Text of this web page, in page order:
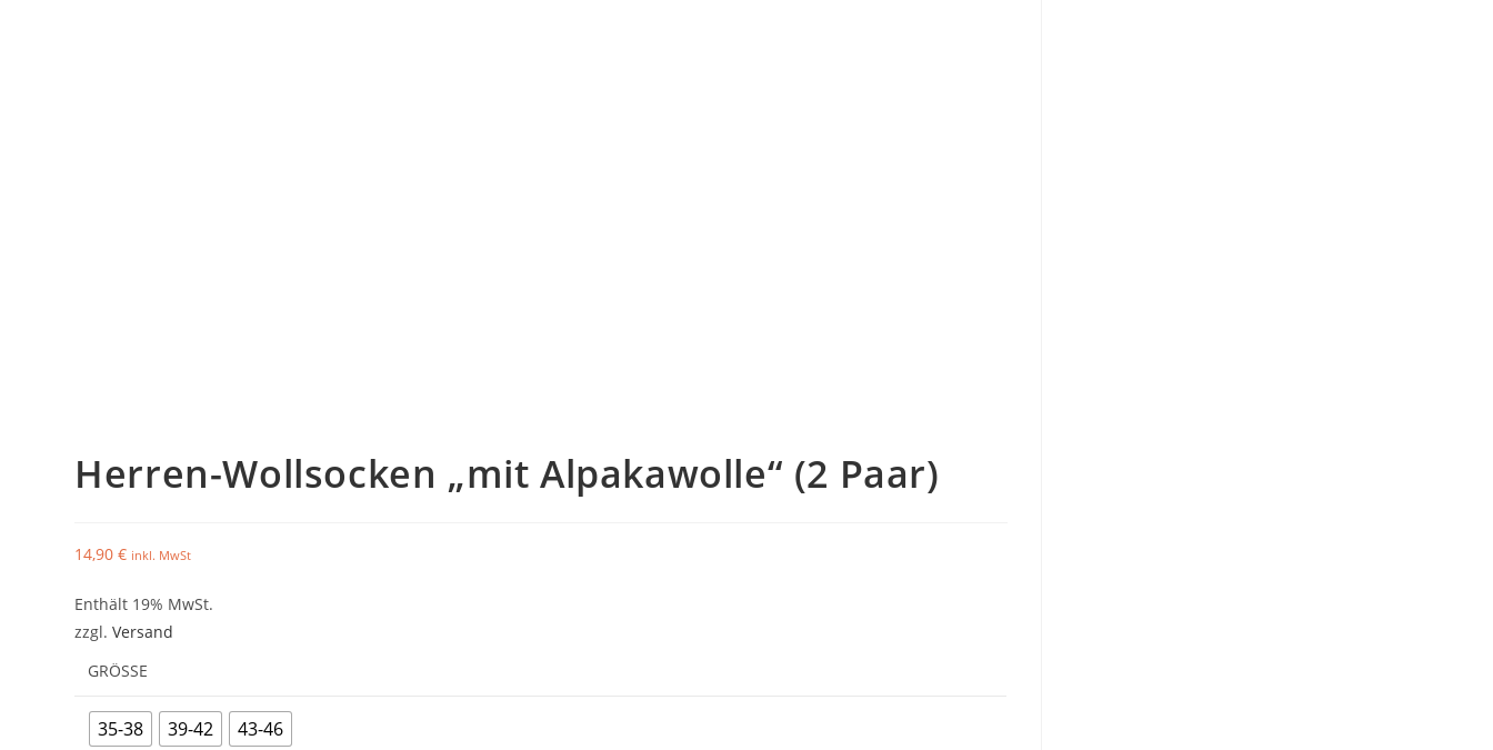
Herren-Wollsocken „mit Alpakawolle“ (2 Paar)
14,90€ inkl. MwSt
Enthält 19% MwSt.
zzgl.Versand
GRÖSSE
35-38 39-42 43-46